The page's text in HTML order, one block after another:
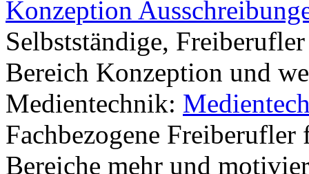
Konzeption
Selbstständige,
Bereich Konzeption und
Medientechnik:
Fachbezogene
Bereiche mehr und